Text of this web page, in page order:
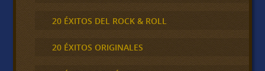
20 ÉXITOS DEL ROCK & ROLL
20 ÉXITOS ORIGINALES